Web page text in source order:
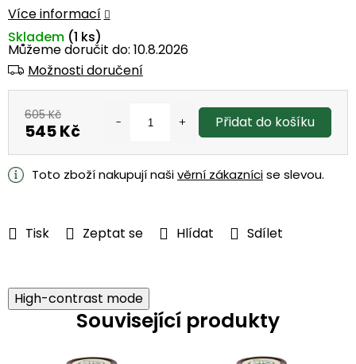
Více informací
Tisk Zeptat se Hlídat Sdílet
Můžeme doručit do: 10.8.2026
Možnosti doručení
Skladem (1 ks)
605 Kč
545 Kč Přidat do košíku
Toto zboží nakupují našivěrní zákaznícise slevou.
High-contrast mode
Související produkty